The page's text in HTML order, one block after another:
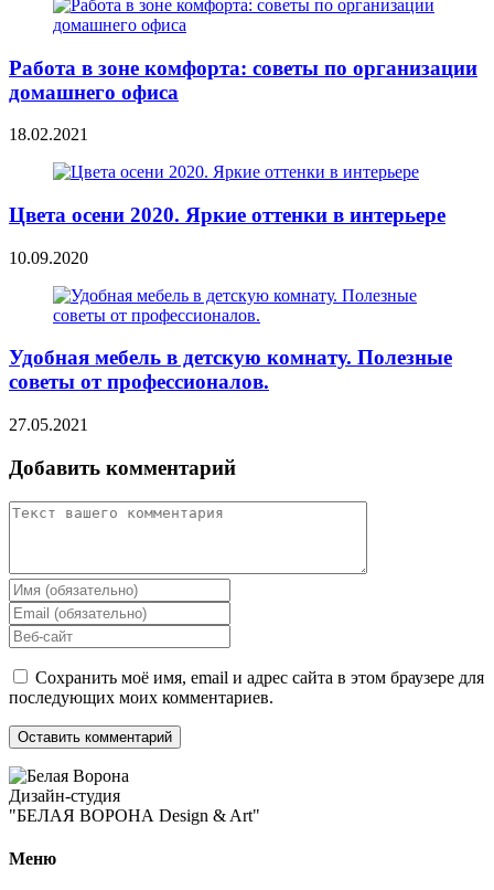
Работа в зоне комфорта: советы по организации
домашнего офиса
18.02.2021
Цвета осени 2020. Яркие оттенки в интерьере
10.09.2020
Удобная мебель в детскую комнату. Полезные
советы от профессионалов.
27.05.2021
Добавить комментарий
Сохранить моё имя, email и адрес сайта в этом браузере для
последующих моих комментариев.
Дизайн-студия
"БЕЛАЯ ВОРОНА Design & Art"
Меню